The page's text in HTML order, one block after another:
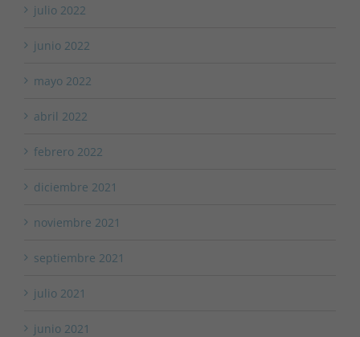
julio 2022
junio 2022
mayo 2022
abril 2022
febrero 2022
diciembre 2021
noviembre 2021
septiembre 2021
julio 2021
junio 2021